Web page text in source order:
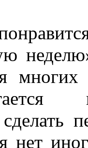
многих
нет